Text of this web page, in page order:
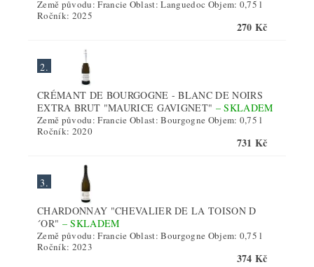
Země původu: Francie Oblast: Languedoc Objem: 0,75 l
Ročník: 2025
270 Kč
2.
CRÉMANT DE BOURGOGNE - BLANC DE NOIRS
EXTRA BRUT "MAURICE GAVIGNET" –SKLADEM
Země původu: Francie Oblast: Bourgogne Objem: 0,75 l
Ročník: 2020
731 Kč
3.
CHARDONNAY "CHEVALIER DE LA TOISON D
´OR" –SKLADEM
Země původu: Francie Oblast: Bourgogne Objem: 0,75 l
Ročník: 2023
374 Kč